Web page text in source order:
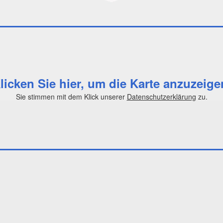
Sie hier, um die Karte
Sie stimmen mit dem Klick unserer Datenschutzerklärung zu.